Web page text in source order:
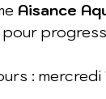
Aisance
: mercredi